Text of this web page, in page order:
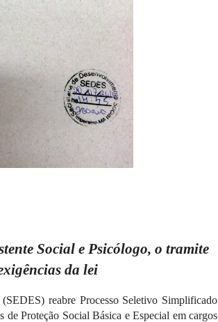
Social e Psicólogo, o tramite
da lei
reabre Processo Seletivo Simplificado
de Proteção Social Básica e Especial em cargos